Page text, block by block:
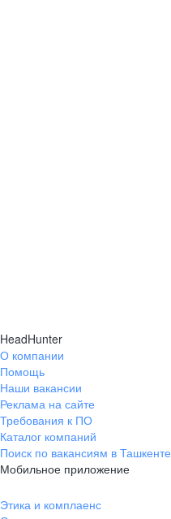
HeadHunter
О компании
Помощь
Наши вакансии
Реклама на сайте
Требования к ПО
Каталог компаний
Поиск по вакансиям в Ташкенте
Мобильное приложение
Этика и комплаенс